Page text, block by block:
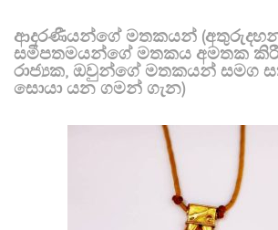
ආදරණීයන්ගේ මතකයන්
සමීපතමයන්ගේ මතකය අමතක
රාජ්‍යක, ඔවුන්ගේ මතකයන් සමග
සොයා යන ගමන් ගැන)